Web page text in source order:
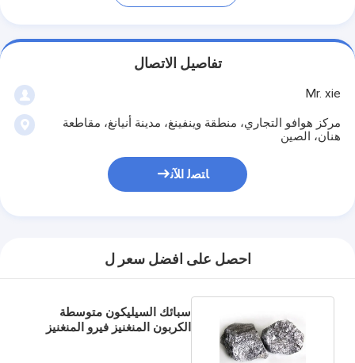
تفاصيل الاتصال
Mr. xie
مركز هوافو التجاري، منطقة وينفينغ، مدينة أنيانغ، مقاطعة
هنان، الصين
ﺎﺘﺼﻟ ﺍﻶﻧ
احصل على افضل سعر ل
سبائك السيليكون متوسطة
الكربون المنغنيز فيرو المنغنيز